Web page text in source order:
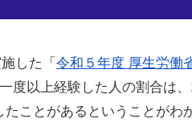
した「 令和５年度 厚生労働
度以上経験した人の割合は
ことがあるということがわ